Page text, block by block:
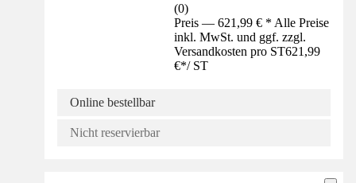
(0)
Preis — 621,99 € * Alle Preise
inkl. MwSt. und ggf. zzgl.
Versandkosten pro ST621,99
€*/ ST
Online bestellbar
Nicht reservierbar